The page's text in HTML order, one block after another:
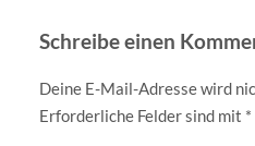
Schreibe einen
Deine E-Mail-Adresse wird
Erforderliche Felder sind mit *